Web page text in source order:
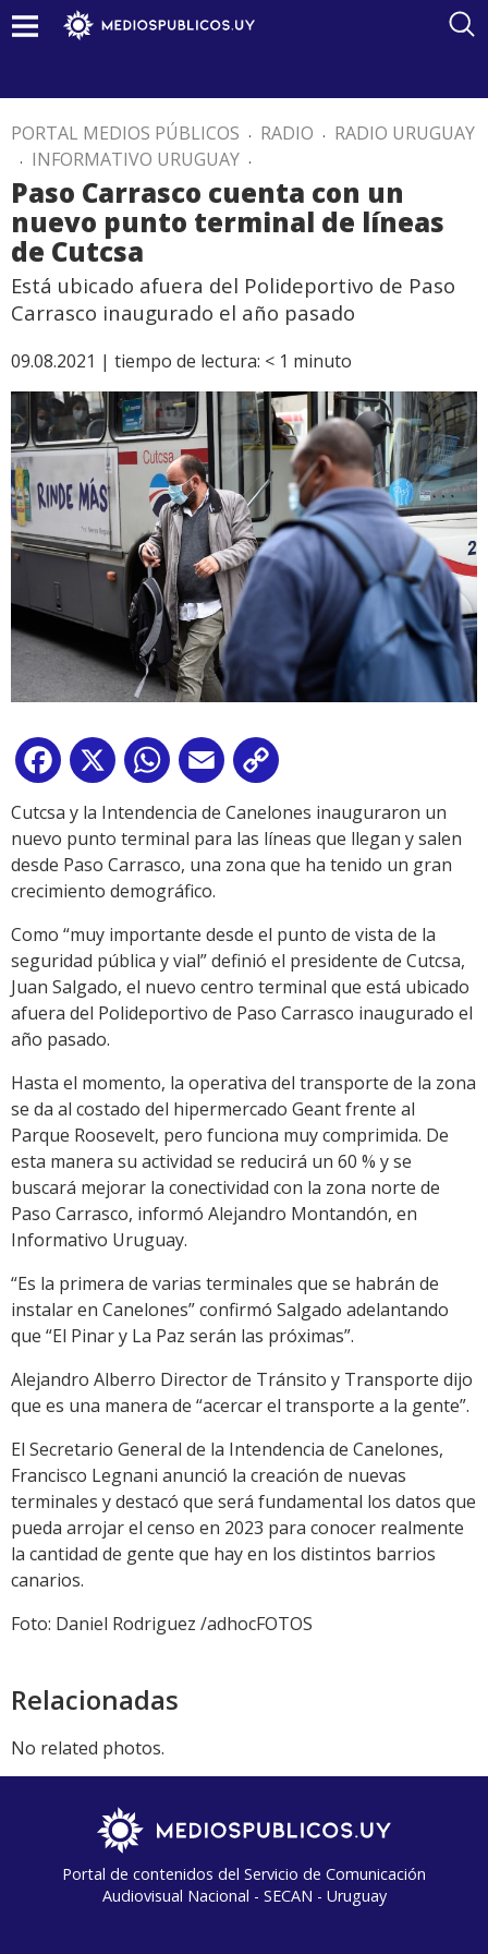
PORTAL MEDIOS PÚBLICOS . RADIO . RADIO URUGUAY
. INFORMATIVO URUGUAY .
Paso Carrasco cuenta con un
nuevo punto terminal de líneas
de Cutcsa
Está ubicado afuera del Polideportivo de Paso
Carrasco inaugurado el año pasado
09.08.2021 | tiempo de lectura: < 1 minuto
Facebook
X WhatsApp
Email
Link
Cutcsa y la Intendencia de Canelones inauguraron un
nuevo punto terminal para las líneas que llegan y salen
desde Paso Carrasco, una zona que ha tenido un gran
crecimiento demográfico.
Como “muy importante desde el punto de vista de la
seguridad pública y vial” definió el presidente de Cutcsa,
Juan Salgado, el nuevo centro terminal que está ubicado
afuera del Polideportivo de Paso Carrasco inaugurado el
año pasado.
Hasta el momento, la operativa del transporte de la zona
se da al costado del hipermercado Geant frente al
Parque Roosevelt, pero funciona muy comprimida. De
esta manera su actividad se reducirá un 60 % y se
buscará mejorar la conectividad con la zona norte de
Paso Carrasco, informó Alejandro Montandón, en
Informativo Uruguay.
“Es la primera de varias terminales que se habrán de
instalar en Canelones” confirmó Salgado adelantando
que “El Pinar y La Paz serán las próximas”.
Alejandro Alberro Director de Tránsito y Transporte dijo
que es una manera de “acercar el transporte a la gente”.
El Secretario General de la Intendencia de Canelones,
Francisco Legnani anunció la creación de nuevas
terminales y destacó que será fundamental los datos que
pueda arrojar el censo en 2023 para conocer realmente
la cantidad de gente que hay en los distintos barrios
canarios.
Foto: Daniel Rodriguez /adhocFOTOS
Relacionadas
No related photos.
Portal de contenidos del Servicio de Comunicación
Audiovisual Nacional - SECAN - Uruguay